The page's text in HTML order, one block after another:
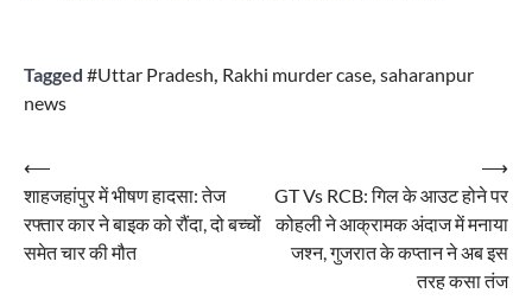
Tagged #Uttar Pradesh, Rakhi murder case, saharanpur
news
Post
navigation
⟵
शाहजहांपुर में भीषण हादसा: तेज
रफ्तार कार ने बाइक को रौंदा, दो बच्चों
समेत चार की मौत
GT Vs RCB: गिल के आउट होने पर
कोहली ने आक्रामक अंदाज में मनाया
जश्न, गुजरात के कप्तान ने अब इस
तरह कसा तंज
⟶